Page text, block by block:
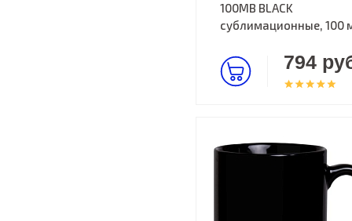
100MB BLACK
cублимационные, 100
794